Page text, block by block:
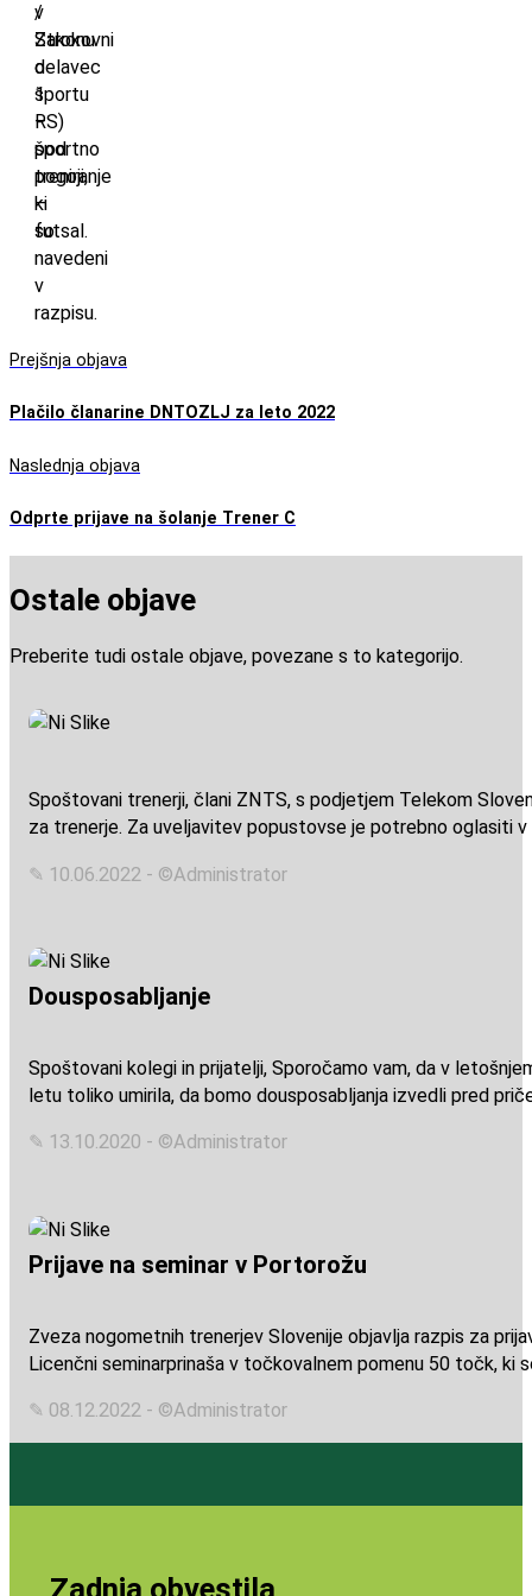
/
Strokovni
delavec
1
–
športno
treniranje
–
futsal.
v
Zakonu
o
športu
RS)
pod
pogoji,
ki
so
navedeni
v
razpisu.
Prejšnja objava
Plačilo članarine DNTOZLJ za leto 2022
Naslednja objava
Odprte prijave na šolanje Trener C
Ostale objave
Preberite tudi ostale objave, povezane s to kategorijo.
Spoštovani trenerji, člani ZNTS, s podjetjem Telekom
za trenerje. Za uveljavitev popustovse je potrebno oglasiti v
✎ 10.06.2022 - ©Administrator
Dousposabljanje
Spoštovani kolegi in prijatelji, Sporočamo vam, da v
letu toliko umirila, da bomo dousposabljanja izvedli pred
✎ 13.10.2020 - ©Administrator
Prijave na seminar v Portorožu
Zveza nogometnih trenerjev Slovenije objavlja razpis za
Licenčni seminarprinaša v točkovalnem pomenu 50 točk, ki
✎ 08.12.2022 - ©Administrator